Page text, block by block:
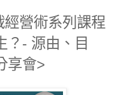
營術系列課程
？- 源由、目
享會>